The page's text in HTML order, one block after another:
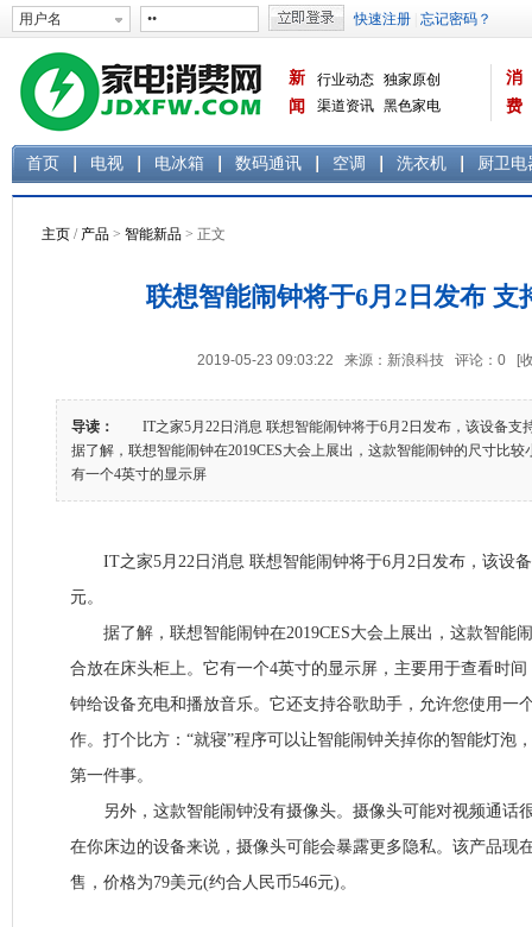
新
闻
行业动态 独家原创
渠道资讯 黑色家电
消
费
首页 电视 电冰箱 数码通讯 空调 洗衣机 厨卫电
主页 / 产品 > 智能新品 > 正文
联想智能闹钟将于6月2日发布 支
2019-05-23 09:03:22 来源：新浪科技 评论： 0 [
导读：
IT之家5月22日消息 联想智能闹钟将于6月2日发布，该设备
据了解，联想智能闹钟在2019CES大会上展出，这款智能闹钟的尺寸比
有一个4英寸的显示屏
IT之家5月22日消息 联想智能闹钟将于6月2日发布，该设备
元。
据了解，联想智能闹钟在2019CES大会上展出，这款智能
合放在床头柜上。它有一个4英寸的显示屏，主要用于查看时
钟给设备充电和播放音乐。它还支持谷歌助手，允许您使用一
作。打个比方：“就寝”程序可以让智能闹钟关掉你的智能灯泡
第一件事。
另外，这款智能闹钟没有摄像头。摄像头可能对视频通话
在你床边的设备来说，摄像头可能会暴露更多隐私。该产品现
售，价格为79美元(约合人民币546元)。